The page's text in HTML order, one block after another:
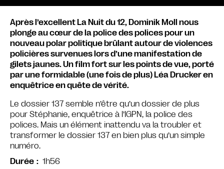
Après l’excellent La Nuit du 12, Dominik Moll nous
plonge au cœur de la police des polices pour un
nouveau polar politique brûlant autour de violences
policières survenues lors d’une manifestation de
gilets jaunes. Un film fort sur les points de vue, porté
par une formidable (une fois de plus) Léa Drucker en
enquêtrice en quête de vérité.
Le dossier 137 semble n’être qu’un dossier de plus
pour Stéphanie, enquêtrice à l’IGPN, la police des
polices. Mais un élément inattendu va la troubler et
transformer le dossier 137 en bien plus qu’un simple
numéro.
Durée
1h56